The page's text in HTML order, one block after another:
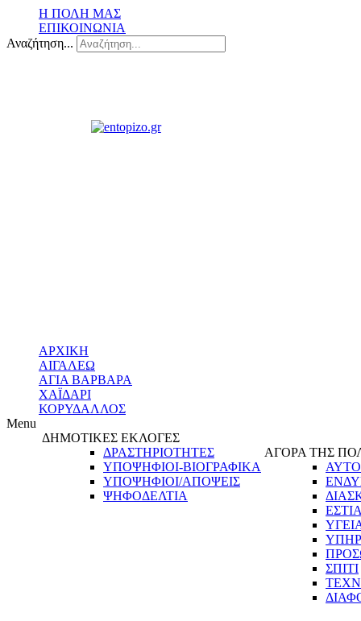
Η ΠΟΛΗ ΜΑΣ
ΕΠΙΚΟΙΝΩΝΙΑ
Αναζήτηση...
ΑΡΧΙΚΗ
ΑΙΓΑΛΕΩ
ΑΓΙΑ ΒΑΡΒΑΡΑ
ΧΑΪΔΑΡΙ
ΚΟΡΥΔΑΛΛΟΣ
Menu
ΔΗΜΟΤΙΚΕΣ ΕΚΛΟΓΕΣ
ΔΡΑΣΤΗΡΙΟΤΗΤΕΣ
ΥΠΟΨΗΦΙΟΙ-ΒΙΟΓΡΑΦΙΚΑ
ΥΠΟΨΗΦΙΟΙ/ΑΠΟΨΕΙΣ
ΨΗΦΟΔΕΛΤΙΑ
ΑΓΟΡΑ ΤΗΣ
ΣΠΙΤΙ